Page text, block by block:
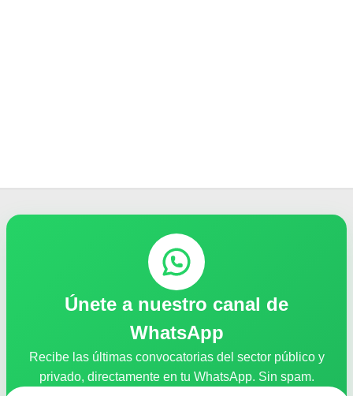
Únete a nuestro canal de
WhatsApp
Recibe las últimas convocatorias del sector público y
privado, directamente en tu WhatsApp. Sin spam.